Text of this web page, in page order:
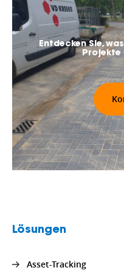
Entdecken Sie,
Projekte
Lösungen
Asset-Tracking